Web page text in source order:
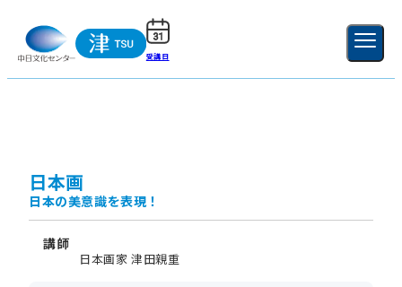
受講日 新規登録
日本画
日本の美意識を表現！
講師
日本画家 津田親重